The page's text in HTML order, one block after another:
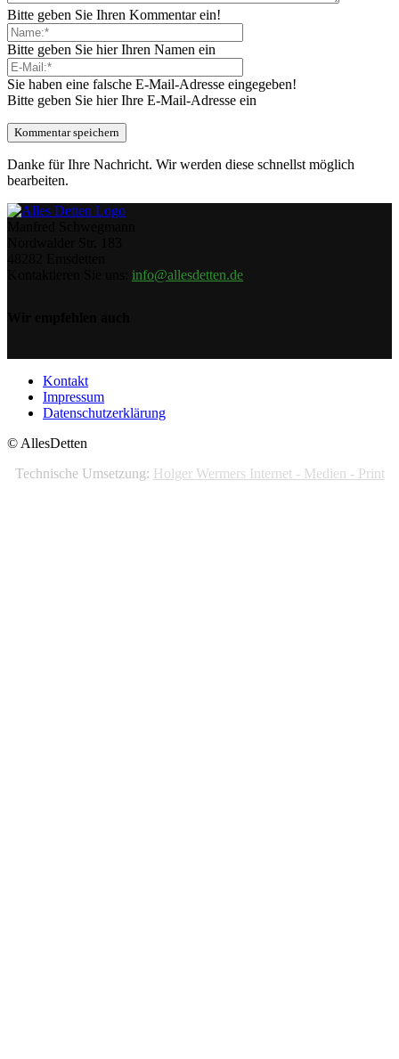
Bitte geben Sie Ihren Kommentar ein!
Bitte geben Sie hier Ihren Namen ein
Sie haben eine falsche E-Mail-Adresse eingegeben!
Bitte geben Sie hier Ihre E-Mail-Adresse ein
Danke für Ihre Nachricht. Wir werden diese schnellst möglich
bearbeiten.
info@allesdetten.de
Kontakt
Impressum
Datenschutzerklärung
© AllesDetten
Technische Umsetzung: Holger Wermers Internet - Medien - Print